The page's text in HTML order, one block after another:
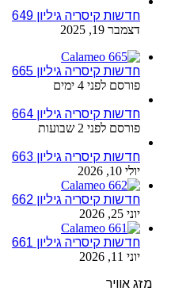
חדשות קיסריה גיליון 649
דצמבר 19, 2025
חדשות קיסריה גיליון 665
פורסם לפני 4 ימים
חדשות קיסריה גיליון 664
פורסם לפני 2 שבועות
חדשות קיסריה גיליון 663
יולי 10, 2026
חדשות קיסריה גיליון 662
יוני 25, 2026
חדשות קיסריה גיליון 661
יוני 11, 2026
מזג אוויר